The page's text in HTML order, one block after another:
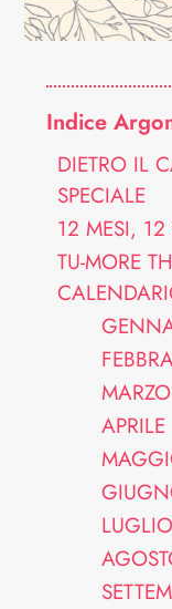
Indice
DIETRO IL
SPECIALE
12 MESI, 12
TU-MORE
MARZO
APRILE
LUGLIO